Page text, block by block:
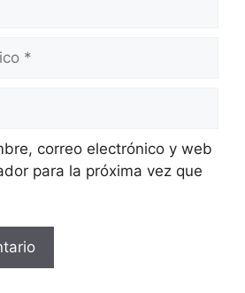
correo electrónico y web
para la próxima vez que